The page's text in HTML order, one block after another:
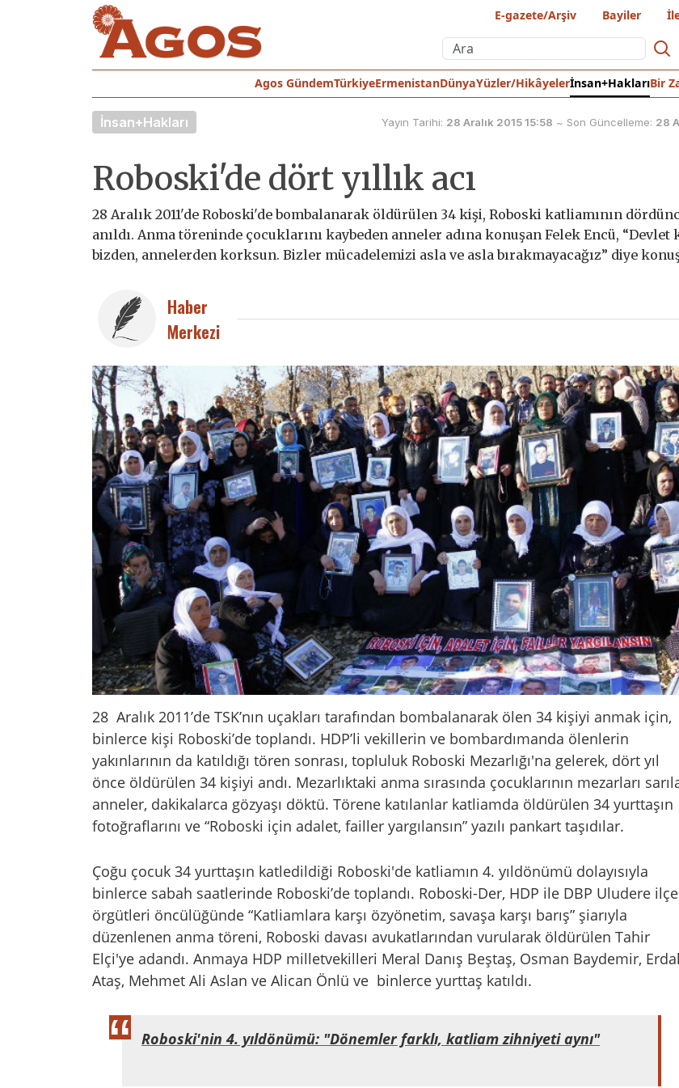
E-gazete/Arşiv Bayiler
Agos GündemTürkiyeErmenistanDünyaYüzler/Hikâyelerİnsan+HaklarıBir
İnsan+Hakları Yayın Tarihi: 28 Aralık 2015 15:58 ~ Son Güncelleme: 28
Roboski'de dört yıllık acı
28 Aralık 2011'de Roboski'de bombalanarak öldürülen 34 kişi, Roboski katliamının
anıldı. Anma töreninde çocuklarını kaybeden anneler adına konuşan Felek Encü,
bizden, annelerden korksun. Bizler mücadelemizi asla ve asla bırakmayacağız” diye
Haber
Merkezi
28 Aralık 2011’de TSK’nın uçakları tarafından bombalanarak ölen 34 kişiyi anmak için,
binlerce kişi Roboski’de toplandı. HDP’li vekillerin ve bombardımanda ölenlerin
yakınlarının da katıldığı tören sonrası, topluluk Roboski Mezarlığı'na gelerek, dört yıl
önce öldürülen 34 kişiyi andı. Mezarlıktaki anma sırasında çocuklarının mezarları
anneler, dakikalarca gözyaşı döktü. Törene katılanlar katliamda öldürülen 34 yurttaşın
fotoğraflarını ve “Roboski için adalet, failler yargılansın” yazılı pankart taşıdılar.
Çoğu çocuk 34 yurttaşın katledildiği Roboski'de katliamın 4. yıldönümü dolayısıyla
binlerce sabah saatlerinde Roboski’de toplandı. Roboski-Der, HDP ile DBP Uludere ilçe
örgütleri öncülüğünde “Katliamlara karşı özyönetim, savaşa karşı barış” şiarıyla
düzenlenen anma töreni, Roboski davası avukatlarından vurularak öldürülen Tahir
Elçi'ye adandı. Anmaya HDP milletvekilleri Meral Danış Beştaş, Osman Baydemir, Erdal
Ataş, Mehmet Ali Aslan ve Alican Önlü ve binlerce yurttaş katıldı.
Roboski'nin 4. yıldönümü: "Dönemler farklı, katliam zihniyeti aynı"